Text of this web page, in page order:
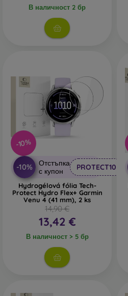
В наличност 2 бр
-10%
-10%
Отстъпка
с купон
PROTECT10
Hydrogélová fólia Tech-
Protect Hydro Flex+ Garmin
Venu 4 (41 mm), 2 ks
14,90 €
13,42 €
В наличност > 5 бр